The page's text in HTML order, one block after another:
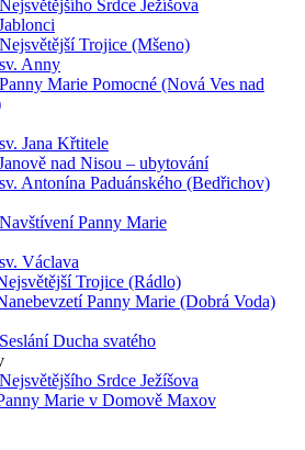
Srdce Ježíšova
Trojice (Mšeno)
Anny
Marie Pomocné (Nová Ves nad
Jana Křtitele
nad Nisou – ubytování
Antonína Paduánského (Bedřichov)
Panny Marie
Václava
Trojice (Rádlo)
Panny Marie (Dobrá Voda)
Ducha svatého
Srdce Ježíšova
Marie v Domově Maxov